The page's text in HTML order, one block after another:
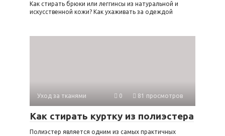
Как стирать брюки или леггинсы из натуральной и
искусственной кожи? Как ухаживать за одеждой
Уход за тканями 0 81 просмотров
Как стирать куртку из полиэстера
Полиэстер является одним из самых практичных